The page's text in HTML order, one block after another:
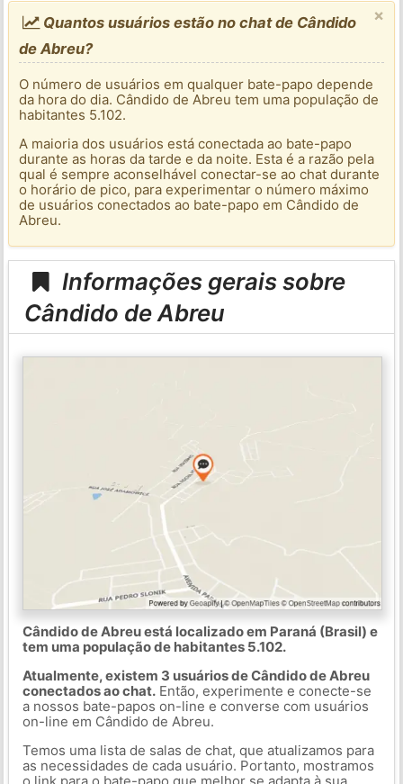
×
Quantos usuários estão no chat de Cândido
de Abreu?
O número de usuários em qualquer bate-papo depende
da hora do dia. Cândido de Abreu tem uma população de
habitantes 5.102.
A maioria dos usuários está conectada ao bate-papo
durante as horas da tarde e da noite. Esta é a razão pela
qual é sempre aconselhável conectar-se ao chat durante
o horário de pico, para experimentar o número máximo
de usuários conectados ao bate-papo em Cândido de
Abreu.
Informações gerais sobre
Cândido de Abreu
Cândido de Abreu está localizado em Paraná (Brasil) e
tem uma população de habitantes 5.102.
Atualmente, existem 3 usuários de Cândido de Abreu
conectados ao chat.Então, experimente e conecte-se
a nossos bate-papos on-line e converse com usuários
on-line em Cândido de Abreu.
Temos uma lista de salas de chat, que atualizamos para
as necessidades de cada usuário. Portanto, mostramos
o link para o bate-papo que melhor se adapta à sua